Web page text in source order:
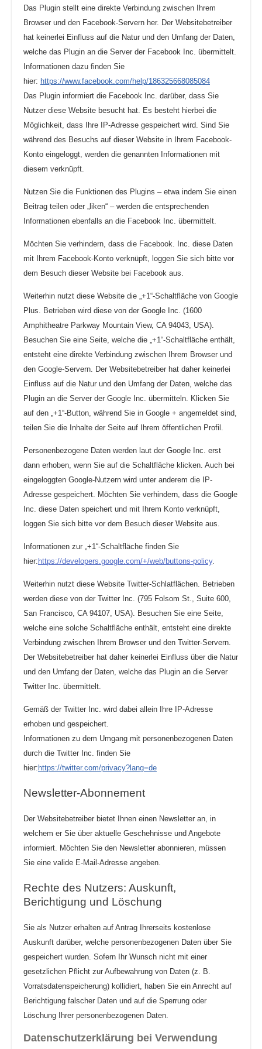
Das Plugin stellt eine direkte Verbindung zwischen Ihrem
Browser und den Facebook-Servern her. Der Websitebetreiber
hat keinerlei Einfluss auf die Natur und den Umfang der Daten,
welche das Plugin an die Server der Facebook Inc. übermittelt.
Informationen dazu finden Sie
hier: https://www.facebook.com/help/186325668085084
Das Plugin informiert die Facebook Inc. darüber, dass Sie
Nutzer diese Website besucht hat. Es besteht hierbei die
Möglichkeit, dass Ihre IP-Adresse gespeichert wird. Sind Sie
während des Besuchs auf dieser Website in Ihrem Facebook-
Konto eingeloggt, werden die genannten Informationen mit
diesem verknüpft.
Nutzen Sie die Funktionen des Plugins – etwa indem Sie einen
Beitrag teilen oder „liken“ – werden die entsprechenden
Informationen ebenfalls an die Facebook Inc. übermittelt.
Möchten Sie verhindern, dass die Facebook. Inc. diese Daten
mit Ihrem Facebook-Konto verknüpft, loggen Sie sich bitte vor
dem Besuch dieser Website bei Facebook aus.
Weiterhin nutzt diese Website die „+1“-Schaltfläche von Google
Plus. Betrieben wird diese von der Google Inc. (1600
Amphitheatre Parkway Mountain View, CA 94043, USA).
Besuchen Sie eine Seite, welche die „+1“-Schaltfläche enthält,
entsteht eine direkte Verbindung zwischen Ihrem Browser und
den Google-Servern. Der Websitebetreiber hat daher keinerlei
Einfluss auf die Natur und den Umfang der Daten, welche das
Plugin an die Server der Google Inc. übermitteln. Klicken Sie
auf den „+1“-Button, während Sie in Google + angemeldet sind,
teilen Sie die Inhalte der Seite auf Ihrem öffentlichen Profil.
Personenbezogene Daten werden laut der Google Inc. erst
dann erhoben, wenn Sie auf die Schaltfläche klicken. Auch bei
eingeloggten Google-Nutzern wird unter anderem die IP-
Adresse gespeichert. Möchten Sie verhindern, dass die Google
Inc. diese Daten speichert und mit Ihrem Konto verknüpft,
loggen Sie sich bitte vor dem Besuch dieser Website aus.
Informationen zur „+1“-Schaltfläche finden Sie
hier: https://developers.google.com/+/web/buttons-policy.
Weiterhin nutzt diese Website Twitter-Schlatflächen. Betrieben
werden diese von der Twitter Inc. (795 Folsom St., Suite 600,
San Francisco, CA 94107, USA). Besuchen Sie eine Seite,
welche eine solche Schaltfläche enthält, entsteht eine direkte
Verbindung zwischen Ihrem Browser und den Twitter-Servern.
Der Websitebetreiber hat daher keinerlei Einfluss über die Natur
und den Umfang der Daten, welche das Plugin an die Server
Twitter Inc. übermittelt.
Gemäß der Twitter Inc. wird dabei allein Ihre IP-Adresse
erhoben und gespeichert.
Informationen zu dem Umgang mit personenbezogenen Daten
durch die Twitter Inc. finden Sie
hier: https://twitter.com/privacy?lang=de
Newsletter-Abonnement
Der Websitebetreiber bietet Ihnen einen Newsletter an, in
welchem er Sie über aktuelle Geschehnisse und Angebote
informiert. Möchten Sie den Newsletter abonnieren, müssen
Sie eine valide E-Mail-Adresse angeben.
Rechte des Nutzers: Auskunft,
Berichtigung und Löschung
Sie als Nutzer erhalten auf Antrag Ihrerseits kostenlose
Auskunft darüber, welche personenbezogenen Daten über Sie
gespeichert wurden. Sofern Ihr Wunsch nicht mit einer
gesetzlichen Pflicht zur Aufbewahrung von Daten (z. B.
Vorratsdatenspeicherung) kollidiert, haben Sie ein Anrecht auf
Berichtigung falscher Daten und auf die Sperrung oder
Löschung Ihrer personenbezogenen Daten.
Datenschutzerklärung bei Verwendung